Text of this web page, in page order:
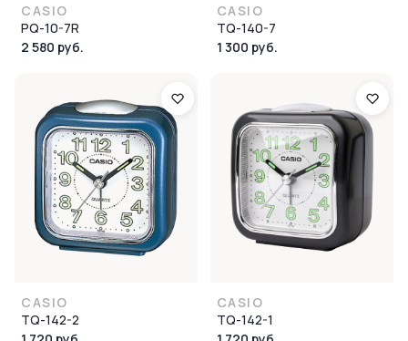
CASIO
PQ-10-7R
2 580 руб.
CASIO
TQ-140-7
1 300 руб.
CASIO
TQ-142-2
CASIO
TQ-142-1